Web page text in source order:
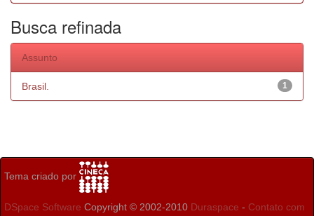
Busca refinada
Assunto
1
Brasil.
Tema criado por
DSpace Software Copyright © 2002-2010 Duraspace - Contato com